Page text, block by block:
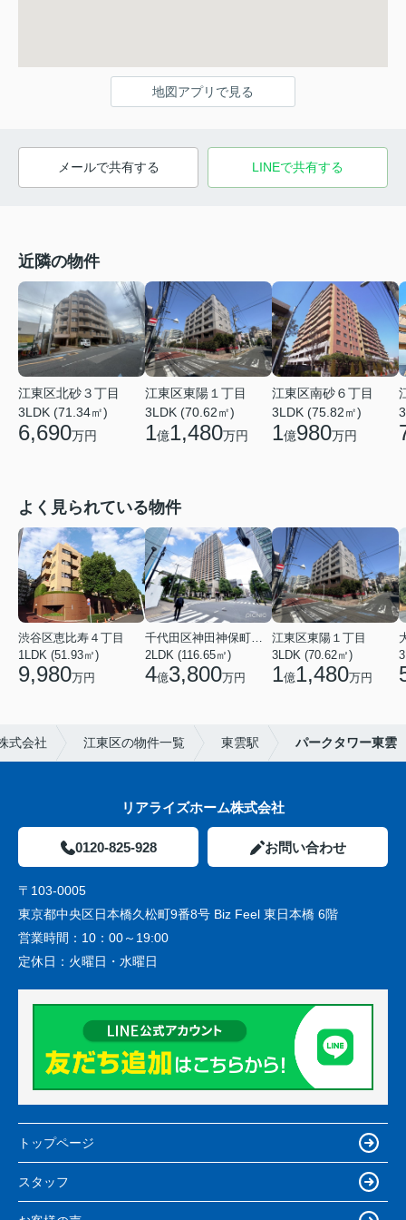
地図アプリで見る
メールで共有する LINEで共有する
近隣の物件
江東区北砂３丁目
3LDK (71.34㎡)
6,690万円
江東区東陽１丁目
3LDK (70.62㎡)
1億1,480万円
江東区南砂６丁目
3LDK (75.82㎡)
1億980万円
よく見られている物件
渋谷区恵比寿４丁目
1LDK (51.93㎡)
9,980万円
千代田区神田神保町１丁目
2LDK (116.65㎡)
4億3,800万円
江東区東陽１丁目
3LDK (70.62㎡)
1億1,480万円
式会社 江東区の物件一覧 東雲駅 パークタワー東雲
リアライズホーム株式会社
0120-825-928 お問い合わせ
〒103-0005
東京都中央区日本橋久松町9番8号 Biz Feel 東日本橋 6階
営業時間： 10：00～19:00
定休日： 火曜日・水曜日
トップページ
スタッフ